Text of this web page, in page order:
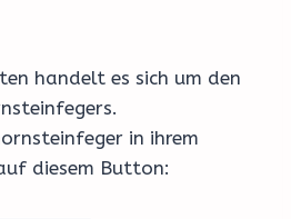
handelt es sich um den
in ihrem
diesem Button: